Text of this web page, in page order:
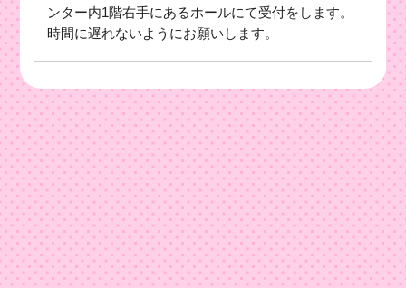
ンター内1階右手にあるホールにて受付をします。
時間に遅れないようにお願いします。